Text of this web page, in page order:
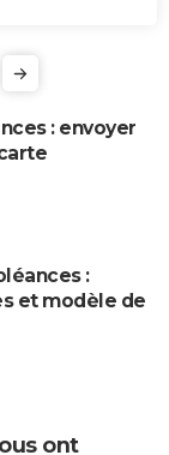
: envoyer
:
et modèle de
ont